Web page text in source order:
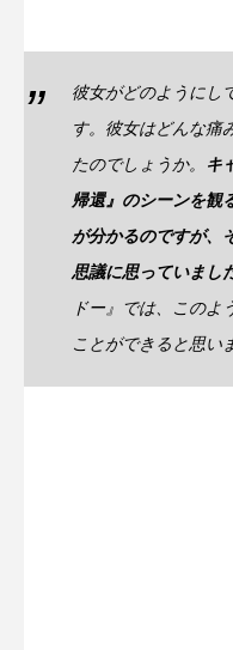
彼女がどのようにし
す。彼女はどんな痛
たのでしょうか。 キ
帰還』のシーンを観
が分かるのですが、
思議に思っていまし
ドー』では、このよ
ことができると思い